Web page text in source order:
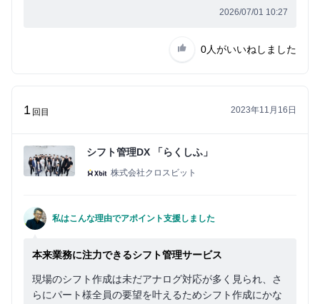
2026/07/01 10:27
0人がいいねしました
1 回目 2023年11月16日
シフト管理DX 「らくしふ」
株式会社クロスビット
私はこんな理由でアポイント支援しました
本来業務に注力できるシフト管理サービス
現場のシフト作成は未だアナログ対応が多く見られ、さ
らにパート様全員の要望を叶えるためシフト作成にかな